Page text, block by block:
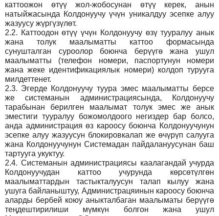
каттоожон өтүү жол-жобосунан өтүү керек, анын
натыйжасында Колдонуучу үчүн уникалдуу эсепке алуу
жазуусу жүргүзүлөт.
2.2. Каттоодон өтүү үчүн Колдонуучу өзү тууралуу анык
жана толук маалыматты каттоо формасында
сунушталган суроолор боюнча берүүгө жана ушул
маалыматты (телефон номери, паспортунун номери
жана жеке идентификациялык номери) колдоп турууга
милдеттенет.
2.3. Эгерде Колдонуучу туура эмес маалыматты берсе
же системанын администрациясында, Колдонуучу
тарабынан берилген маалымат толук эмес же анык
эместиги тууралуу божомолдоого негиздер бар болсо,
анда администрация өз кароосу боюнча Колдонуучунун
эсепке алуу жазуусун блокировкалап же өчүрүп салууга
жана Колдонуучунун Системадан пайдалануусунан баш
тартууга укуктуу.
2.4. Системанын администрациясы каалагандай учурда
Колдонуучудан каттоо учурунда көрсөтүлгөн
маалыматтардын тастыкталуусун талап кылуу жана
ушуга байланыштуу, Администрацяинын кароосу боюнча
аларды бербей коюу аныкталбаган маалыматы берүүгө
теңдештирилиши мүмкүн болгон жана ушул